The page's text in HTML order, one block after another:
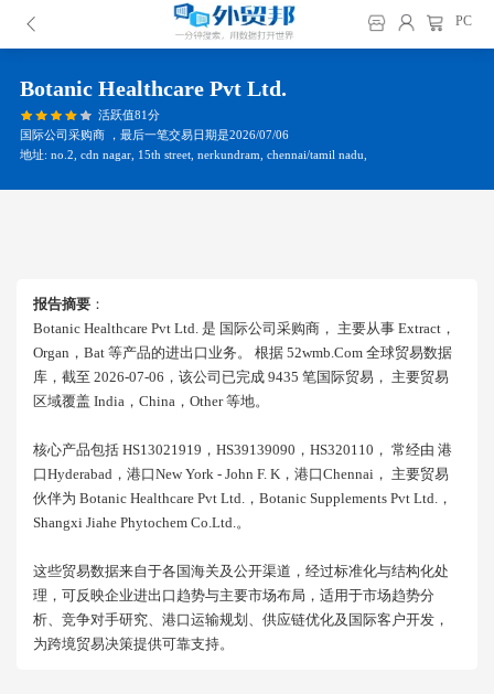
PC
Botanic Healthcare Pvt Ltd.
活跃值81分
国际公司采购商 ，最后一笔交易日期是2026/07/06
地址: no.2, cdn nagar, 15th street, nerkundram, chennai/tamil nadu,
报告摘要 ：
Botanic Healthcare Pvt Ltd. 是 国际公司采购商， 主要从事 Extract，
Organ，bat 等产品的进出口业务。 根据 52wmb.com 全球贸易数据
库，截至 2026-07-06，该公司已完成 9435 笔国际贸易， 主要贸易
区域覆盖 India，china，other 等地。
核心产品包括 HS13021919，HS39139090，HS320110， 常经由 港
口hyderabad，港口new York - John F. K，港口chennai， 主要贸易
伙伴为 Botanic Healthcare Pvt Ltd.，botanic Supplements Pvt Ltd.，
Shangxi Jiahe Phytochem Co.ltd.。
这些贸易数据来自于各国海关及公开渠道，经过标准化与结构化处
理，可反映企业进出口趋势与主要市场布局，适用于市场趋势分
析、竞争对手研究、港口运输规划、供应链优化及国际客户开发，
为跨境贸易决策提供可靠支持。